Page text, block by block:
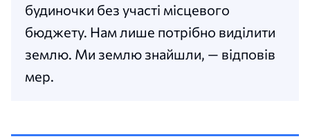
будиночки без участі місцевого
бюджету. Нам лише потрібно виділити
землю. Ми землю знайшли, — відповів
мер.